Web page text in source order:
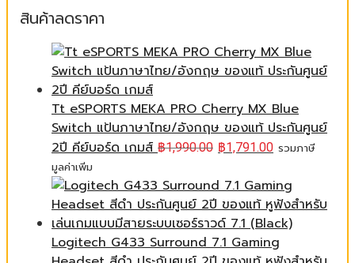
สินค้าลดราคา
Tt eSPORTS MEKA PRO Cherry MX Blue
Switch แป้นภาษาไทย/อังกฤษ ของแท้ ประกันศูนย์
2ปี คีย์บอร์ด เกมส์ ฿1,990.00 ฿1,791.00 รวมภาษี
มูลค่าเพิ่ม
Logitech G433 Surround 7.1 Gaming